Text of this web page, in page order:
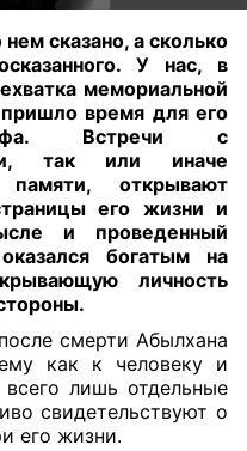
сказано, а сколько
У нас, в
мемориальной
время для его
Встречи с
так или иначе
открывают
его жизни и
и проведенный
богатым на
личность
.
смерти Абылхана
как к человеку и
лишь отдельные
свидетельствуют о
его жизни.